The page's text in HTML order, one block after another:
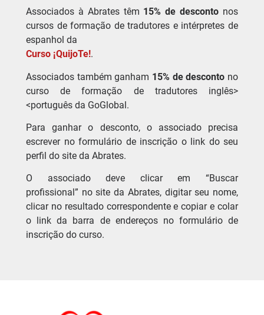
Associados à Abrates têm 15% de desconto nos
cursos de formação de tradutores e intérpretes de
espanhol da
Curso ¡QuijoTe!.
Associados também ganham 15% de desconto no
curso de formação de tradutores inglês>
<português da GoGlobal.
Para ganhar o desconto, o associado precisa
escrever no formulário de inscrição o link do seu
perfil do site da Abrates.
O associado deve clicar em “Buscar
profissional” no site da Abrates, digitar seu nome,
clicar no resultado correspondente e copiar e colar
o link da barra de endereços no formulário de
inscrição do curso.